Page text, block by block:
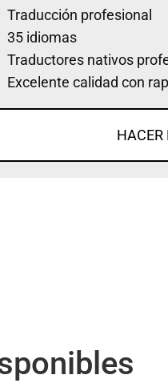
Traducción profesional
35 idiomas
Traductores nativos
Excelente calidad con
HACER